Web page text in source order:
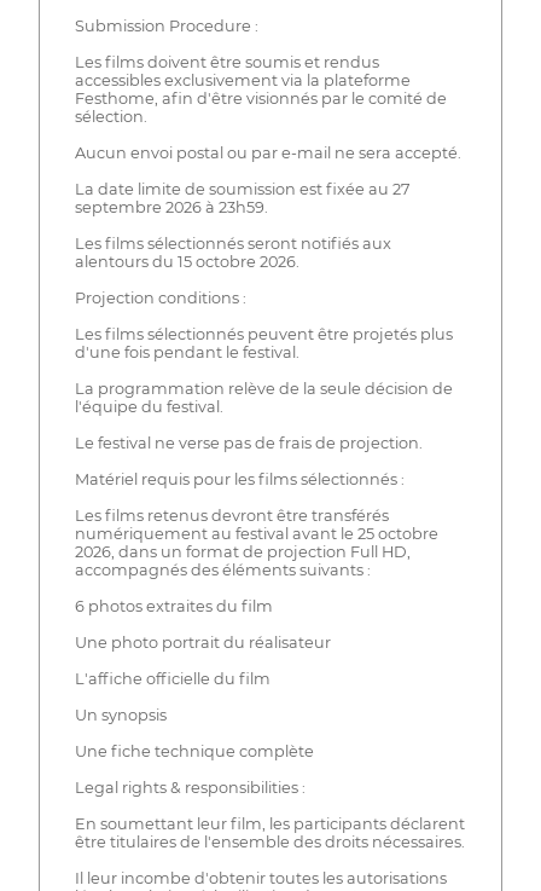
Submission Procedure :
Les films doivent être soumis et rendus
accessibles exclusivement via la plateforme
Festhome, afin d'être visionnés par le comité de
sélection.
Aucun envoi postal ou par e-mail ne sera accepté.
La date limite de soumission est fixée au 27
septembre 2026 à 23h59.
Les films sélectionnés seront notifiés aux
alentours du 15 octobre 2026.
Projection conditions :
Les films sélectionnés peuvent être projetés plus
d'une fois pendant le festival.
La programmation relève de la seule décision de
l'équipe du festival.
Le festival ne verse pas de frais de projection.
Matériel requis pour les films sélectionnés :
Les films retenus devront être transférés
numériquement au festival avant le 25 octobre
2026, dans un format de projection Full HD,
accompagnés des éléments suivants :
6 photos extraites du film
Une photo portrait du réalisateur
L'affiche officielle du film
Un synopsis
Une fiche technique complète
Legal rights & responsibilities :
En soumettant leur film, les participants déclarent
être titulaires de l'ensemble des droits nécessaires.
Il leur incombe d'obtenir toutes les autorisations